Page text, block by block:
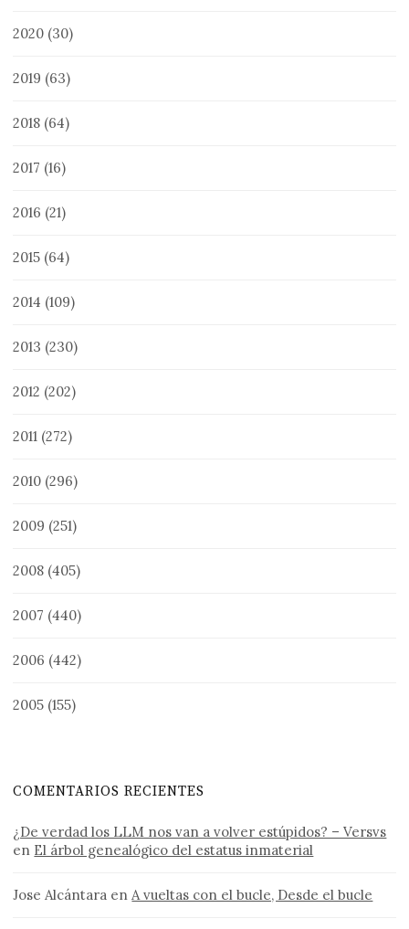
2020 (30)
2019 (63)
2018 (64)
2017 (16)
2016 (21)
2015 (64)
2014 (109)
2013 (230)
2012 (202)
2011 (272)
2010 (296)
2009 (251)
2008 (405)
2007 (440)
2006 (442)
2005 (155)
COMENTARIOS RECIENTES
¿De verdad los LLM nos van a volver estúpidos? – Versvs
en El árbol genealógico del estatus inmaterial
Jose Alcántara en A vueltas con el bucle, Desde el bucle